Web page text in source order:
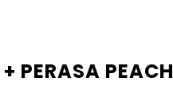
PERASA PEACH